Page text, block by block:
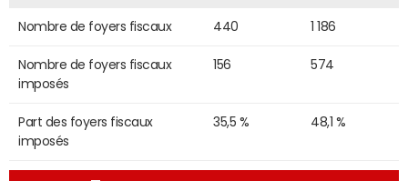
Nombre de foyers fiscaux 440 1 186
Nombre de foyers fiscaux
imposés
156 574
Part des foyers fiscaux
imposés
35,5 % 48,1 %